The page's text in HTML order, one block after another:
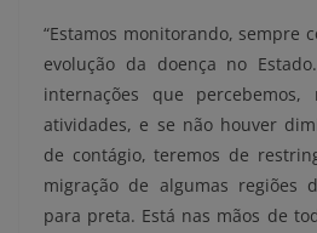
“Estamos monitorando, sempre
evolução da doença no
internações que percebemos,
atividades, e se não houver
de contágio, teremos de
migração de algumas regiões
para preta. Está nas mãos de